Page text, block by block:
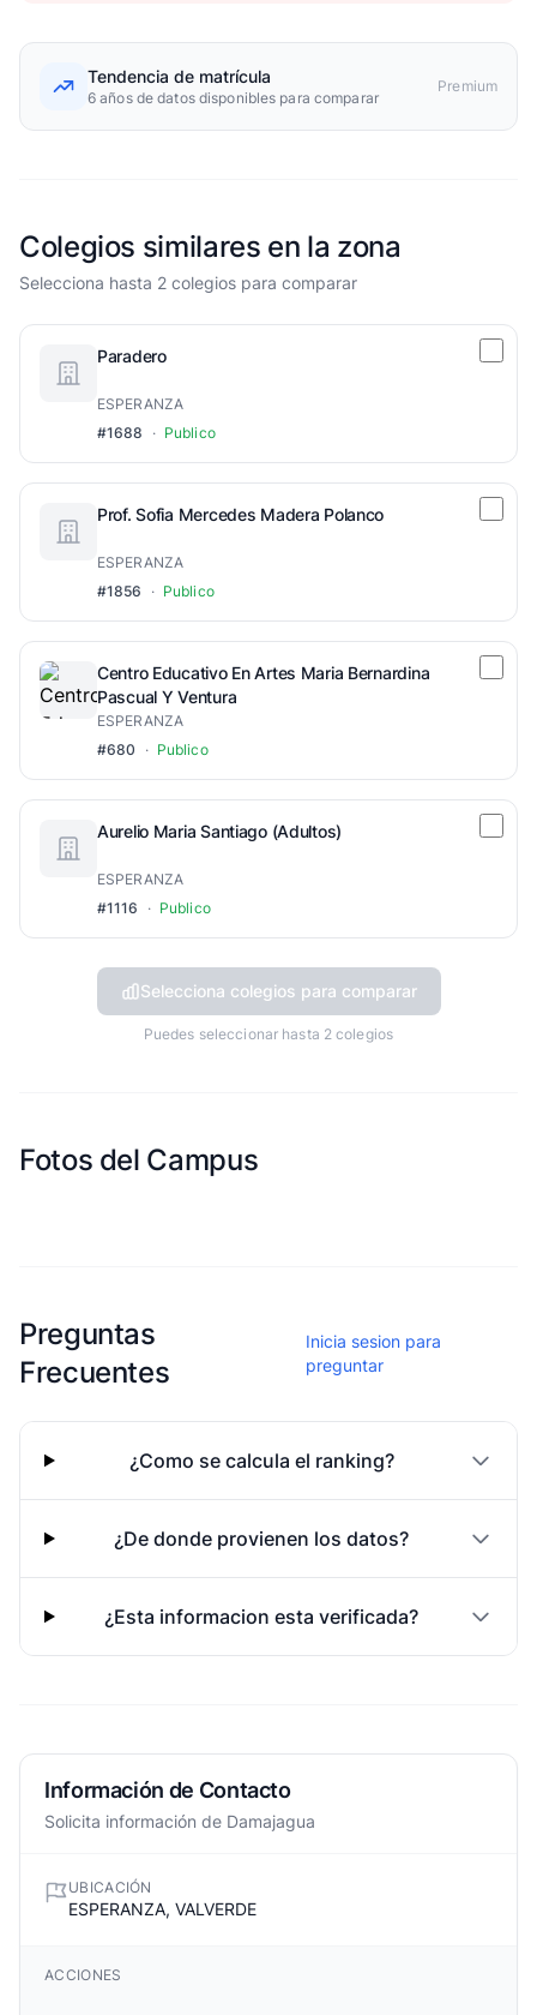
Tendencia de matrícula
6 años de datos disponibles para comparar
Premium
Colegios similares en la zona
Selecciona hasta 2 colegios para comparar
Paradero
ESPERANZA
#1688
· Publico
Prof. Sofia Mercedes Madera Polanco
ESPERANZA
#1856
· Publico
Centro Educativo En Artes Maria Bernardina
Pascual Y Ventura
ESPERANZA
#680
· Publico
Aurelio Maria Santiago (Adultos)
ESPERANZA
#1116
· Publico
Selecciona colegios para comparar
Puedes seleccionar hasta 2 colegios
Fotos del Campus
Preguntas
Frecuentes
Inicia sesion para
preguntar
¿Como se calcula el ranking?
¿De donde provienen los datos?
¿Esta informacion esta verificada?
Información de Contacto
Solicita información de Damajagua
UBICACIÓN
ESPERANZA, VALVERDE
ACCIONES